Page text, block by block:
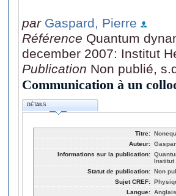
par Gaspard, Pierre
Référence Quantum
december 2007: Institut
Publication Non publié,
Communication à un
DÉTAILS
Titre:
Auteur:
Informations sur la publication:
Institut
Statut de publication: Non
Sujet CREF:
Langue: Anglais